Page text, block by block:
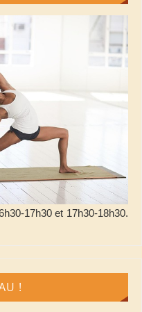
17h30 et 17h30-18h30.
!